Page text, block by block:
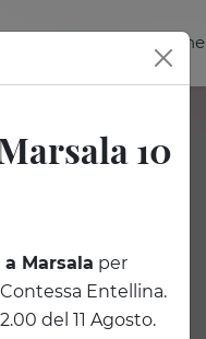
Regala una degustazione
10
Marsala per
Entellina.
del 11 Agosto.